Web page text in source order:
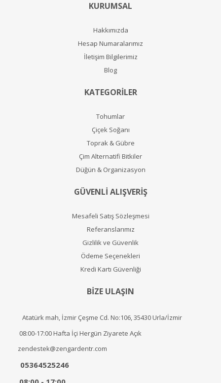
KURUMSAL
Hakkımızda
Hesap Numaralarımız
İletişim Bilgilerimiz
Blog
KATEGORİLER
Tohumlar
Çiçek Soğanı
Toprak & Gübre
Çim Alternatifi Bitkiler
Düğün & Organizasyon
GÜVENLİ ALIŞVERİŞ
Mesafeli Satış Sözleşmesi
Referanslarımız
Gizlilik ve Güvenlik
Ödeme Seçenekleri
Kredi Kartı Güvenliği
BİZE ULAŞIN
Atatürk mah, İzmir Çeşme Cd. No:106, 35430 Urla/İzmir
08:00-17:00 Hafta İçi Hergün Ziyarete Açık
zendestek@zengardentr.com
05364525246